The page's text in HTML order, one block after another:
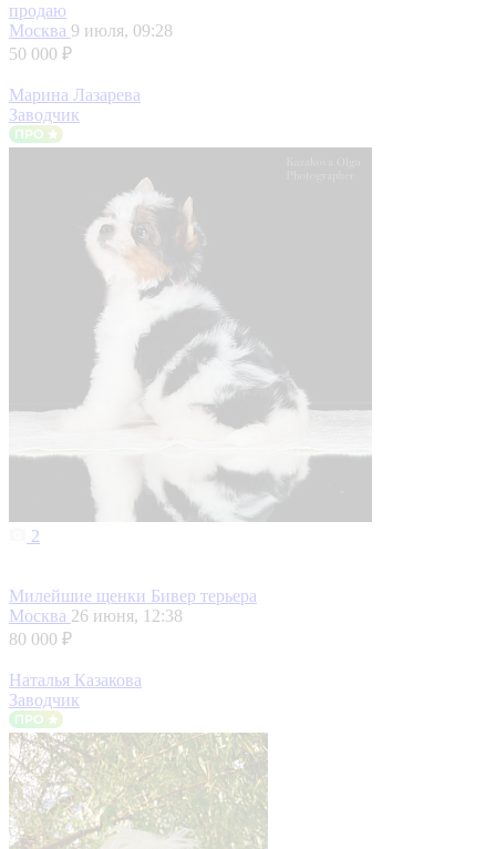
продаю
Москва 9 июля, 09:28
50 000 ₽
Марина Лазарева
Заводчик
2
Милейшие щенки Бивер терьера
Москва 26 июня, 12:38
80 000 ₽
Наталья Казакова
Заводчик